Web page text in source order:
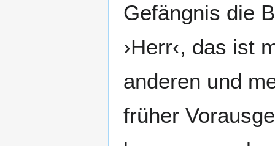
Gefängnis die
›Herr‹, das ist
anderen und
früher